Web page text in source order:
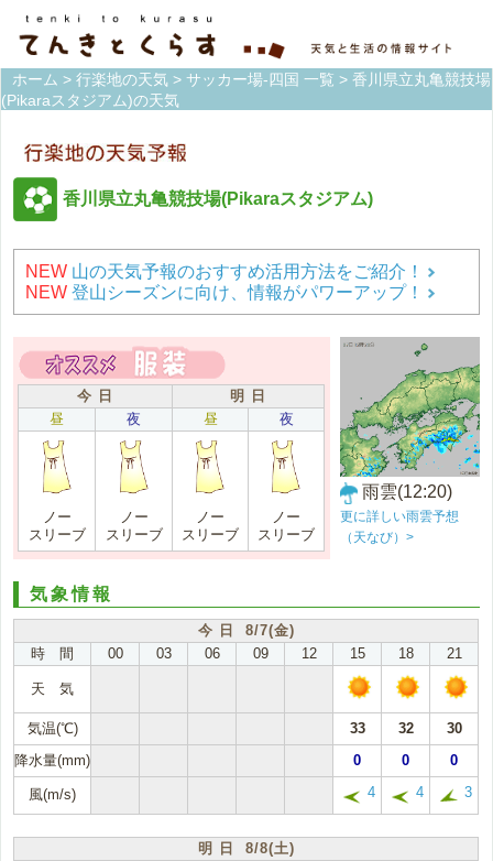
ホーム > 行楽地の天気 > サッカー場-四国 一覧 > 香川県立丸亀競技場
(Pikaraスタジアム)の天気
香川県立丸亀競技場(Pikaraスタジアム)
NEW 山の天気予報のおすすめ活用方法をご紹介！
NEW 登山シーズンに向け、情報がパワーアップ！
今 日
明 日
昼
夜 昼 夜
ノー
スリーブ
ノー
スリーブ
ノー
スリーブ
ノー
スリーブ
雨雲(12:20)
更に詳しい雨雲予想
（天なび）>
気象情報
今 日 8/7(金)
時 間
00 03 06 09 12 15 18 21
天 気
気温(℃) 33 32
30
降水量(mm)
0 0 0
風(m/s) 4 4 3
明 日 8/8(土)